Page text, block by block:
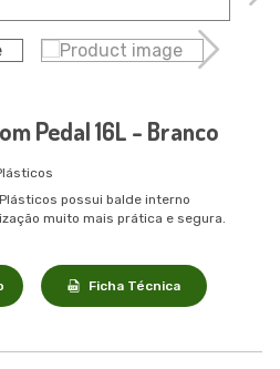
Pedal 16L - Branco
possui balde interno
muito mais prática e segura.
Ficha Técnica